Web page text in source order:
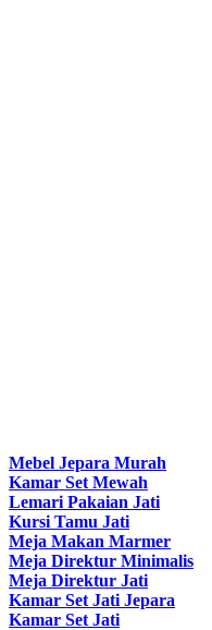
Mebel Jepara Murah
Kamar Set Mewah
Lemari Pakaian Jati
Kursi Tamu Jati
Meja Makan Marmer
Meja Direktur Minimalis
Meja Direktur Jati
Kamar Set Jati Jepara
Kamar Set Jati